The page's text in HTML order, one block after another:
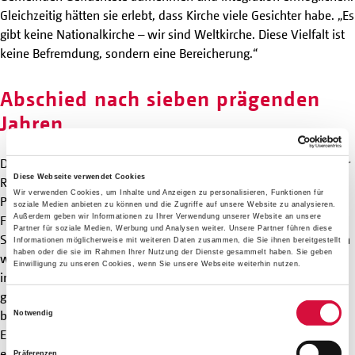
Diese Webseite verwendet Cookies
Wir verwenden Cookies, um Inhalte und Anzeigen zu personalisieren, Funktionen für
soziale Medien anbieten zu können und die Zugriffe auf unsere Website zu analysieren.
Außerdem geben wir Informationen zu Ihrer Verwendung unserer Website an unsere
Partner für soziale Medien, Werbung und Analysen weiter. Unsere Partner führen diese
Informationen möglicherweise mit weiteren Daten zusammen, die Sie ihnen bereitgestellt
haben oder die sie im Rahmen Ihrer Nutzung der Dienste gesammelt haben. Sie geben
Einwilligung zu unseren Cookies, wenn Sie unsere Webseite weiterhin nutzen.
Einwilligungsauswahl
Notwendig
Präferenzen
Gleichzeitig hätten sie erlebt, dass Kirche viele Gesichter habe. „Es
gibt keine Nationalkirche – wir sind Weltkirche. Diese Vielfalt ist
keine Befremdung, sondern eine Bereicherung.“
Abschied nach sieben prägenden
Jahren
Das Rückkehrerseminar war zugleich ein besonderer Moment für
Ricarda Clasen. Seit Mai 2019 begleitete sie als
Projektkoordinatorin am Newman-Institut in Uppsala die
Freiwilligen des "Praktikums im Norden". Nun wurde sie beim
Seminar offiziell verabschiedet. Künftig wird sie in Uppsala einen
weiteren Masterstudiengang aufnehmen. „Es war eine super
intensive und schöne Zeit.“ Besonders bereichernd sei für sie
gewesen, junge Menschen in ihrer persönlichen Entwicklung
begleiten zu dürfen. Viele Freiwillige hätten nach den
Einschränkungen der Corona-Pandemie mit dem Praktikum